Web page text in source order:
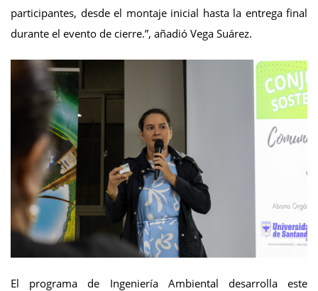
participantes, desde el montaje inicial hasta la entrega final
durante el evento de cierre.”, añadió Vega Suárez.
El programa de Ingeniería Ambiental desarrolla este